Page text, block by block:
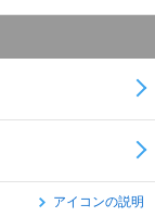
アイコンの説明